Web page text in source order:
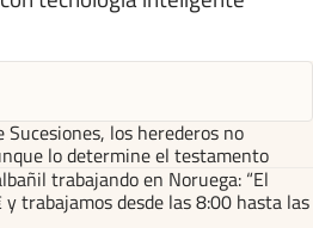
Sucesiones, los herederos no
lo determine el testamento
trabajando en Noruega: “El
trabajamos desde las 8:00 hasta las